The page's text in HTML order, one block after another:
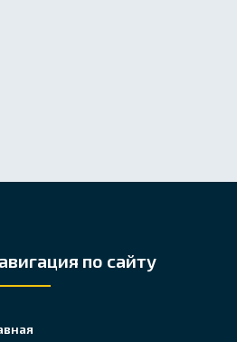
по сайту